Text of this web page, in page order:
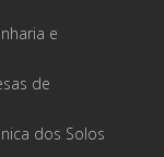
e
de
dos Solos